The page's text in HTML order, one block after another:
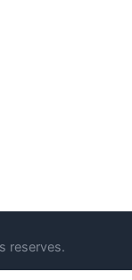
reserves.